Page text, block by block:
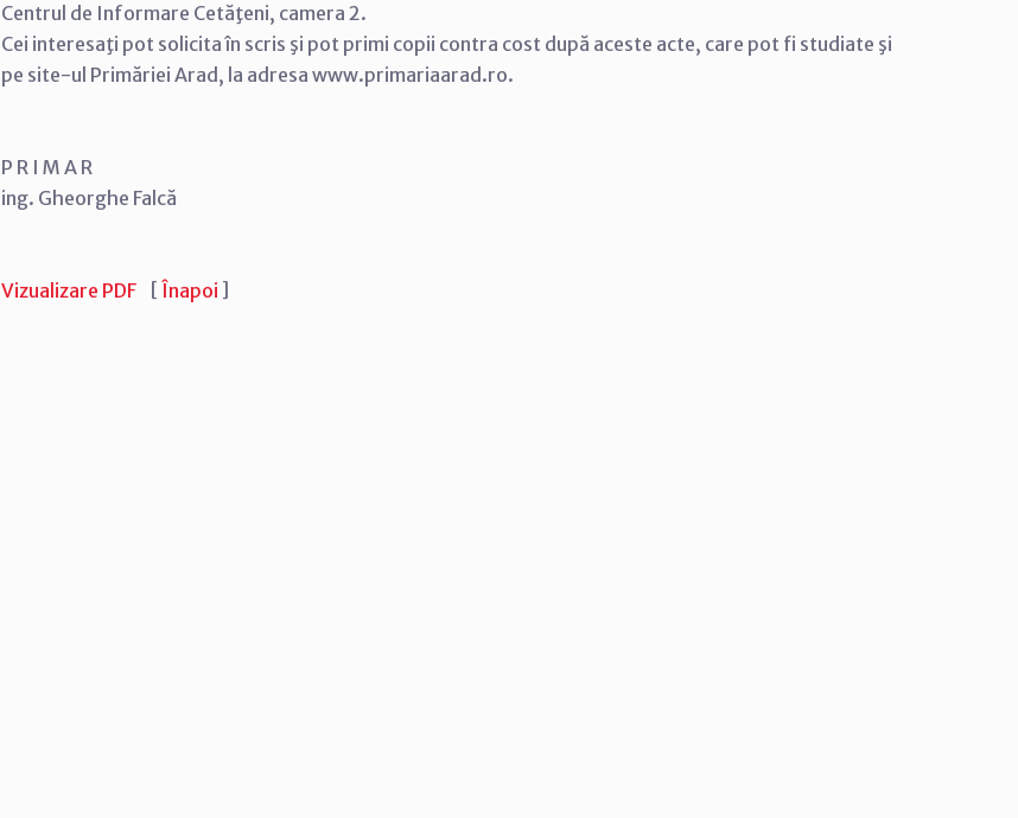
Centrul de Informare Cetăţeni, camera 2.
Cei interesaţi pot solicita în scris şi pot primi copii contra cost după aceste acte, care pot fi studiate şi
pe site-ul Primăriei Arad, la adresa www.primariaarad.ro.
P R I M A R
ing. Gheorghe Falcă
Vizualizare PDF [ Înapoi ]